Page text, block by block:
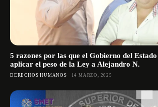
5 razones por las que el Gobierno del
aplicar el peso de la Ley a Alejandro N.
DERECHOS HUMANOS 14 MARZO, 2025